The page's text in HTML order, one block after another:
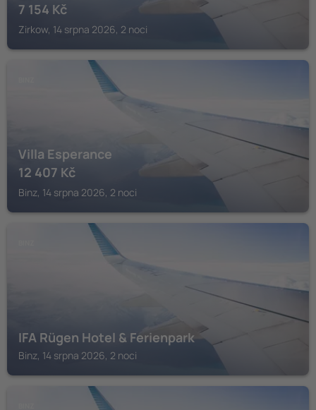
7 154 Kč
Zirkow, 14 srpna 2026, 2 noci
Villa Esperance
12 407 Kč
Binz, 14 srpna 2026, 2 noci
IFA Rügen Hotel & Ferienpark
Binz, 14 srpna 2026, 2 noci